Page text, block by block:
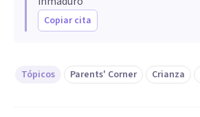
Copiar cita
Tópicos Parents' Corner Crianza